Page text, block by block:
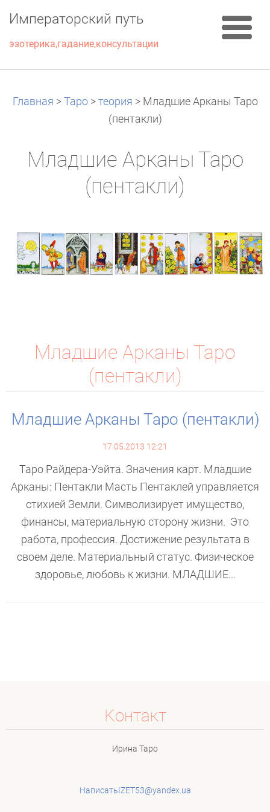
Императорский путь
эзотерика,гадание,консультации
Главная > Таро > теория > Младшие Арканы Таро
(пентакли)
Младшие Арканы Таро
(пентакли)
Младшие Арканы Таро
(пентакли)
Младшие Арканы Таро (пентакли)
17.05.2013 12:21
Таро Райдера-Уэйта. Значения карт. Младшие
Арканы: Пентакли Масть Пентаклей управляется
стихией Земли. Символизирует имущество,
финансы, материальную сторону жизни. Это
работа, профессия. Достижение результата в
своем деле. Материальный статус. Физическое
здоровье, любовь к жизни. МЛАДШИЕ...
Koнтакт
Ирина Таро
НаписатьIZET53@yandex.ua